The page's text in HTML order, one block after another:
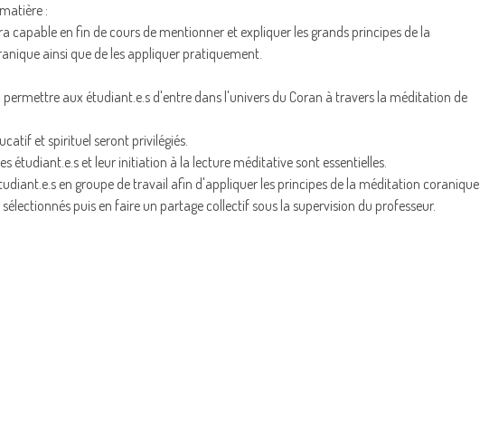
:
capable en fin de cours de mentionner et expliquer les grands principes de la
ainsi que de les appliquer pratiquement.
permettre aux étudiant.e.s d'entre dans l'univers du Coran à travers la méditation de
et spirituel seront privilégiés.
étudiant.e.s et leur initiation à la lecture méditative sont essentielles.
en groupe de travail afin d'appliquer les principes de la méditation coranique
sélectionnés puis en faire un partage collectif sous la supervision du professeur.